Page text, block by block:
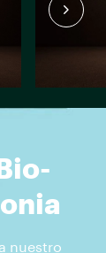
nuestro